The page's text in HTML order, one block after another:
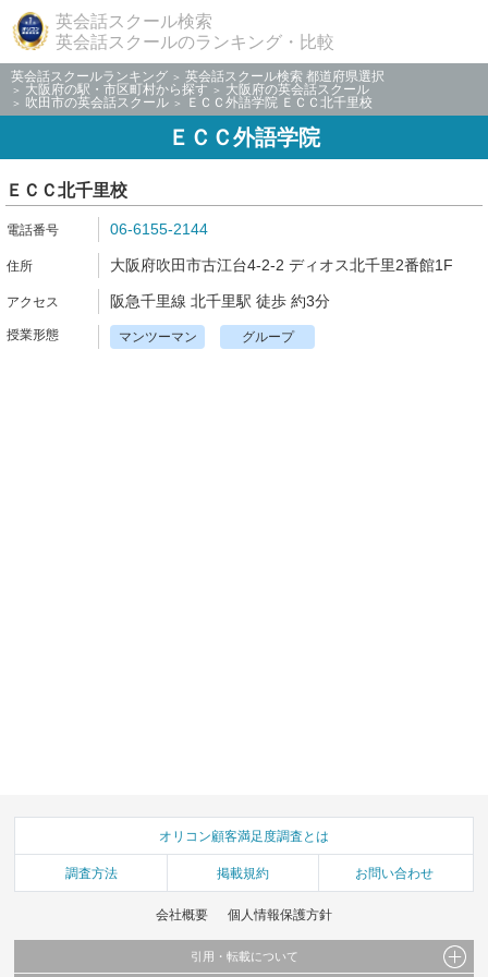
英会話スクール検索
英会話スクールのランキング・比較
英会話スクールランキング
英会話スクール検索 都道府県選択
大阪府の駅・市区町村から探す
大阪府の英会話スクール
吹田市の英会話スクール
ＥＣＣ外語学院 ＥＣＣ北千里校
ＥＣＣ外語学院
ＥＣＣ北千里校
06-6155-2144
大阪府吹田市古江台4-2-2 ディオス北千里2番館1F
阪急千里線 北千里駅 徒歩 約3分
マンツーマン グループ
オリコン顧客満足度調査とは
調査方法 掲載規約 お問い合わせ
会社概要 個人情報保護方針
引用・転載について